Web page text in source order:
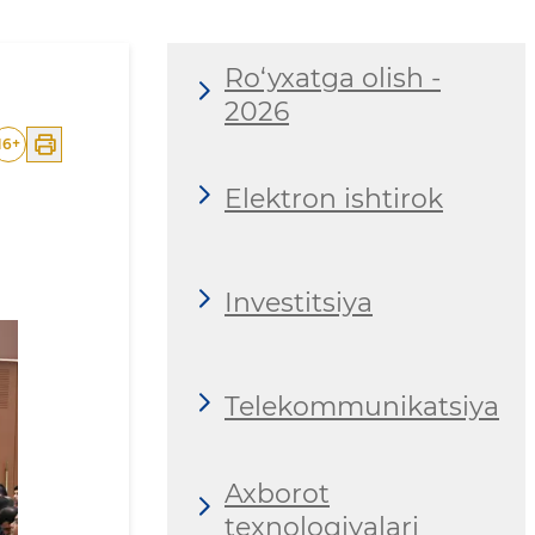
+
Ro‘yxatga olish -
2026
Elektron ishtirok
Investitsiya
Telekommunikatsiya
Axborot
texnologiyalari